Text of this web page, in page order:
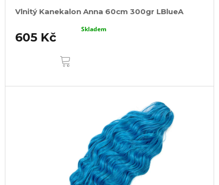
Vlnitý Kanekalon Anna 60cm 300gr LBlueA
605 Kč
Skladem